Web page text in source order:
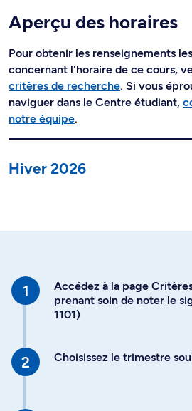
Aperçu des horaires
Pour obtenir les renseignements
concernant l'horaire de ce cours,
critères de recherche. Si vous
naviguer dans le Centre étudiant,
notre équipe.
Hiver 2026
Accédez à la page
prenant soin de noter le
1101)
Choisissez le trimestre